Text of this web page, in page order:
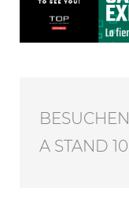
A STAND